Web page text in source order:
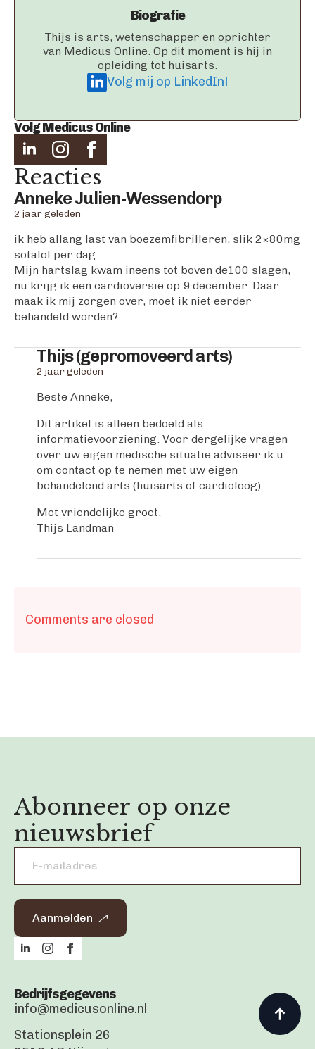
Biografie
Thijs is arts, wetenschapper en oprichter
van Medicus Online. Op dit moment is hij in
opleiding tot huisarts.
Volg mij op LinkedIn!
Volg Medicus Online
Reacties
Anneke Julien-Wessendorpsays:
2 jaar geleden
ik heb allang last van boezemfibrilleren, slik 2×80mg
sotalol per dag.
Mijn hartslag kwam ineens tot boven de100 slagen,
nu krijg ik een cardioversie op 9 december. Daar
maak ik mij zorgen over, moet ik niet eerder
behandeld worden?
Thijs (gepromoveerd arts)says:
2 jaar geleden
Beste Anneke,
Dit artikel is alleen bedoeld als
informatievoorziening. Voor dergelijke vragen
over uw eigen medische situatie adviseer ik u
om contact op te nemen met uw eigen
behandelend arts (huisarts of cardioloog).
Met vriendelijke groet,
Thijs Landman
Comments are closed
Abonneer op onze
nieuwsbrief
Email
address
Aanmelden
Bedrijfsgegevens
info@medicusonline.nl
Stationsplein 26